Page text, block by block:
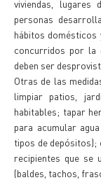
viviendas,
personas
hábitos domésticos
concurridos por la
deben ser
Otras de las
limpiar patios,
habitables; tapar
para acumular
tipos de
recipientes que se
(baldes, tachos,